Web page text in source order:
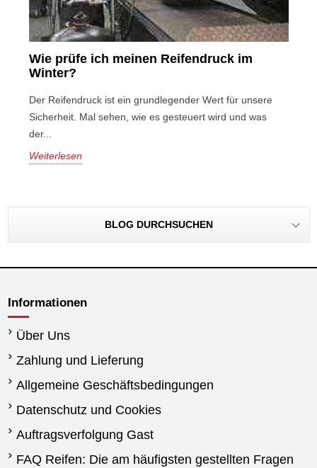
Wie prüfe ich meinen Reifendruck im
Winter?
Der Reifendruck ist ein grundlegender Wert für unsere
Sicherheit. Mal sehen, wie es gesteuert wird und was
der...
Weiterlesen
BLOG DURCHSUCHEN
Informationen
Über Uns
Zahlung und Lieferung
Allgemeine Geschäftsbedingungen
Datenschutz und Cookies
Auftragsverfolgung Gast
FAQ Reifen: Die am häufigsten gestellten Fragen